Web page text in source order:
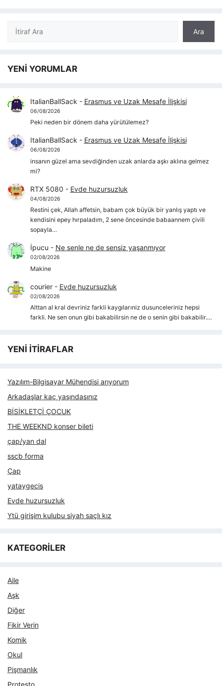
Ara
Ara
YENİ YORUMLAR
ItalianBallSack - Erasmus ve Uzak Mesafe İlişkisi
06/08/2026
Peki neden bir dönem daha yürütülemez?
ItalianBallSack - Erasmus ve Uzak Mesafe İlişkisi
06/08/2026
insanın güzel ama sevdiğinden uzak anlarda aşkı aklına gelmez
mi?
RTX 5080 - Evde huzursuzluk
04/08/2026
Restini çek, Allah affetsin, babam çok büyük bir yanlış yaptı ve
kendisini epey hırpaladım, 2 sene öncesinde babaannem çivili
sopayla…
İpucu - Ne senle ne de sensiz yaşanmıyor
02/08/2026
Makine
courier- Evde huzursuzluk
02/08/2026
Alttan al kral devriniz farkli kaygılarıniz dusunceleriniz hepsi
farkli. Ne sen onun gibi bakabilirsin ne de o senin gibi bakabilir.…
YENİ İTİRAFLAR
Yazılım-Bilgisayar Mühendisi arıyorum
Arkadaşlar kaç yaşındasınız
BİSİKLETÇİ ÇOCUK
THE WEEKND konser bileti
çap/yan dal
sscb forma
Çap
yataygecis
Evde huzursuzluk
Ytü girişim kulubu siyah saçlı kız
KATEGORİLER
Aile
Aşk
Diğer
Fikir Verin
Komik
Okul
Pişmanlık
Protesto